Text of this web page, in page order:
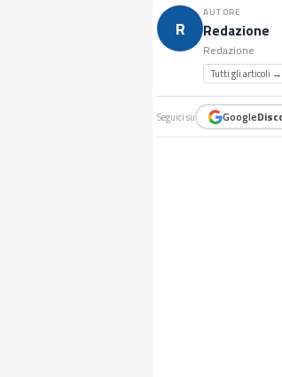
R
AUTORE
Redazione
Redazione
Tutti gli articoli →
Seguici su Google